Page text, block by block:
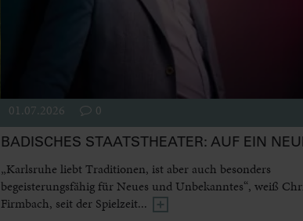
01.07.2026 0
BADISCHES STAATSTHEATER: AUF EIN
„Karlsruhe liebt Traditionen, ist aber auch besonders
begeisterungsfähig für Neues und Unbekanntes“, weiß
Firmbach, seit der Spielzeit...